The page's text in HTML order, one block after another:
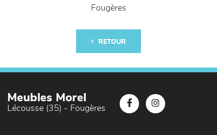
Fougères
RETOUR
Meubles Morel
Lécousse (35) - Fougères